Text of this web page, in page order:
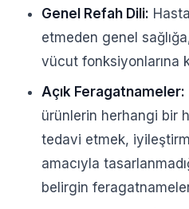
Genel Refah Dili:
etmeden genel
vücut fonksiyonlarına
Açık Feragatnameler:
ürünlerin herhangi bir
tedavi etmek,
amacıyla
belirgin